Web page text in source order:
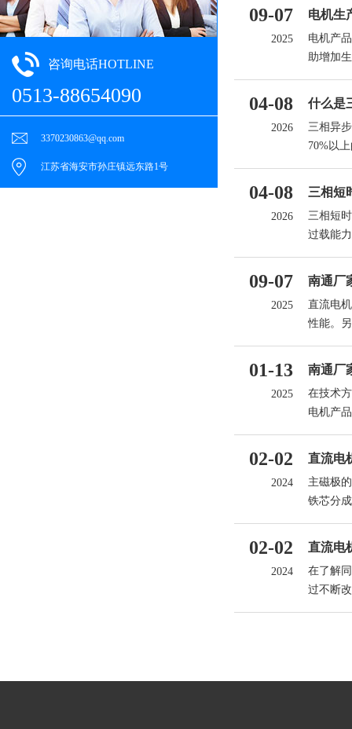
咨询电话HOTLINE
0513-88654090
3370230863@qq.com
江苏省海安市孙庄镇远东路1号
09-07
2025
电机生
电机产
助增加
04-08
2026
什么是
三相异
70%以
子（通
04-08
2026
三相短
三相短
过载能
间很短
09-07
2025
南通厂
直流电
性能。
01-13
2025
南通厂
在技术
电机产
02-02
2024
直流电
主磁极
铁芯分
02-02
2024
直流电
在了解
过不断